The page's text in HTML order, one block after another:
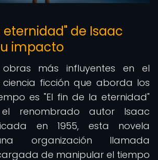
eternidad" de Isaac
impacto
más influyentes en el
ficción que aborda los
es "El fin de la eternidad"
renombrado autor Isaac
en 1955, esta novela
organización llamada
de manipular el tiempo